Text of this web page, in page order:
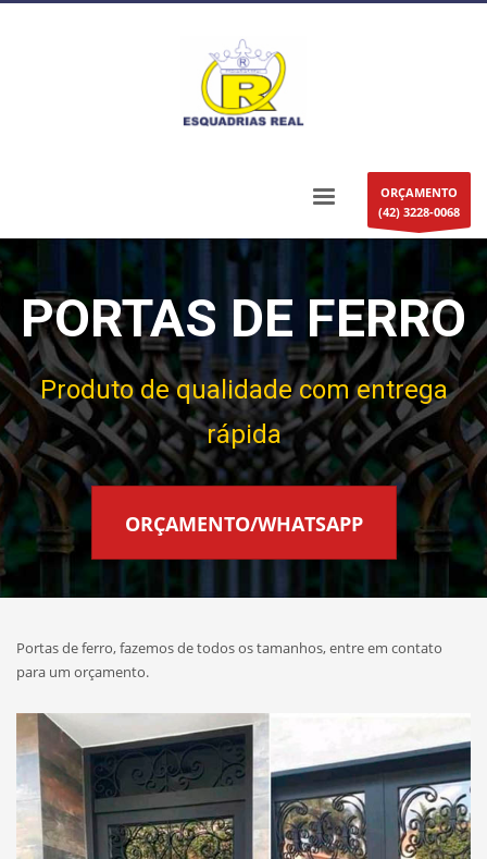
ORÇAMENTO
(42) 3228-0068
PORTAS DE FERRO
Produto de qualidadecom entrega
rápida
ORÇAMENTO/WHATSAPP
Portas de ferro, fazemos de todos os tamanhos, entre em contato
para um orçamento.